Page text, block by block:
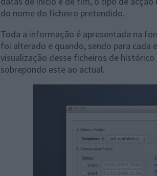
do nome do ficheiro pretendido.
Toda a informação é apresentada na
foi alterado e quando, sendo para cada
visualização desse ficheiros de
sobrepondo este ao actual.